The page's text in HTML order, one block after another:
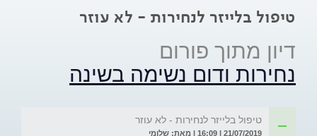
טיפול בלייזר לנחירות - לא עוזר
דיון מתוך פורום
נחירות ודום נשימה בשינה
טיפול בלייזר לנחירות - לא עוזר
21/07/2019 | 16:09 | מאת: שלומי